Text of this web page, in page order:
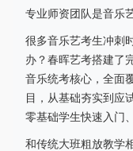
专业师资团队是音乐
很多音乐艺考生冲刺
办？春晖艺考搭建了
音乐统考核心，全面
目，从基础夯实到应
零基础学生快速入门
和传统大班粗放教学